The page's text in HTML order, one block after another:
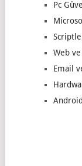
Pc
Web
Email